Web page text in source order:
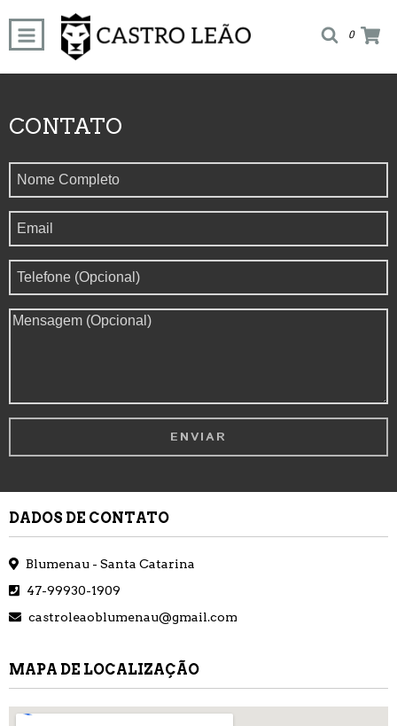
0
CONTATO
DADOS DE CONTATO
Blumenau - Santa Catarina
47-99930-1909
castroleaoblumenau@gmail.com
MAPA DE LOCALIZAÇÃO